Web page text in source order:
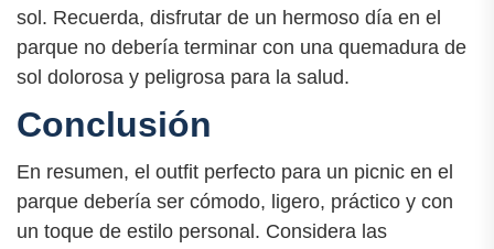
sol. Recuerda, disfrutar de un hermoso día en el
parque no debería terminar con una quemadura de
sol dolorosa y peligrosa para la salud.
Conclusión
En resumen, el outfit perfecto para un picnic en el
parque debería ser cómodo, ligero, práctico y con
un toque de estilo personal. Considera las